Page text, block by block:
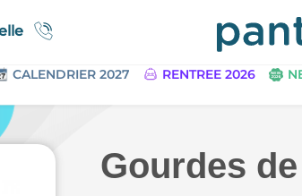
CALENDRIER 2027 RENTREE 2026
Gourdes